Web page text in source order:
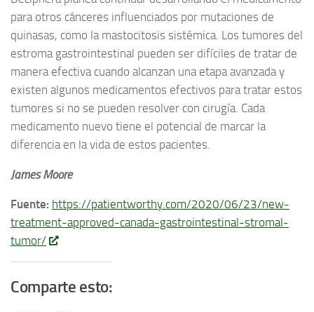
para otros cánceres influenciados por mutaciones de
quinasas, como la mastocitosis sistémica. Los tumores del
estroma gastrointestinal pueden ser difíciles de tratar de
manera efectiva cuando alcanzan una etapa avanzada y
existen algunos medicamentos efectivos para tratar estos
tumores si no se pueden resolver con cirugía. Cada
medicamento nuevo tiene el potencial de marcar la
diferencia en la vida de estos pacientes.
James Moore
Fuente: https://patientworthy.com/2020/06/23/new-
treatment-approved-canada-gastrointestinal-stromal-
tumor/
Comparte esto: